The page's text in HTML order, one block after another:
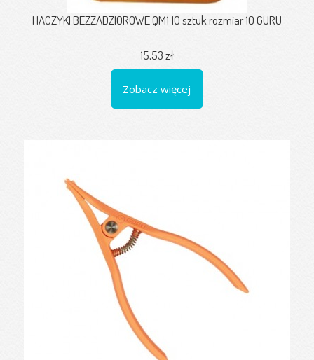
HACZYKI BEZZADZIOROWE QM1 10 sztuk rozmiar 10 GURU
15,53 zł
Zobacz więcej